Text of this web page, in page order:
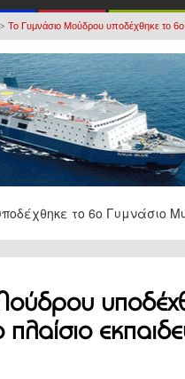
Το Γυμνάσιο Μούδρου υποδέχθηκε το 6ο
πλαίσιο